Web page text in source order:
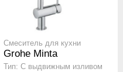
Смеситель для кухни
Grohe Minta
Тип: С выдвижным изливом